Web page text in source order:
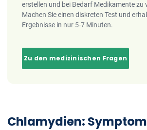
erstellen und bei Bedarf Medikamente zu
Machen Sie einen diskreten Test und
Ergebnisse in nur 5-7 Minuten.
Zu den medizinischen Fragen
Chlamydien: